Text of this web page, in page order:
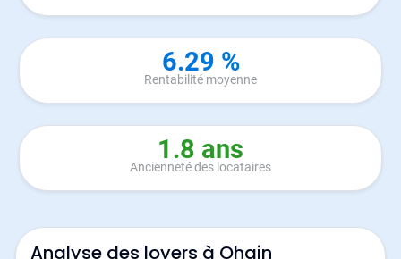
6.29 %
Rentabilité moyenne
1.8 ans
Ancienneté des locataires
Analyse des loyers à Ohain